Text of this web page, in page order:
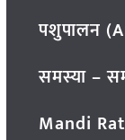
पशुपालन
समस्या –
Mandi